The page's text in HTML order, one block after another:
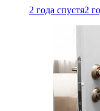
2 года спустя2